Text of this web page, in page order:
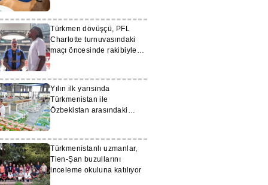
Türkmen dövüşçü, PFL
Charlotte turnuvasındaki
maçı öncesinde rakibiyle
Yılın ilk yarısında
Türkmenistan ile
Özbekistan arasındaki
Türkmenistanlı uzmanlar,
Tien-Şan buzullarını
inceleme okuluna katılıyor